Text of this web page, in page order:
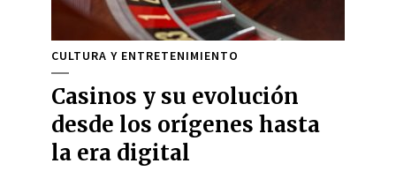
CULTURA Y ENTRETENIMIENTO
Casinos y su evolución
desde los orígenes hasta
la era digital